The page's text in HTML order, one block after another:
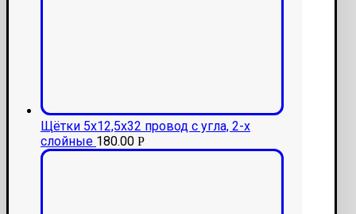
Щётки 5x12,5x32 провод с угла, 2-х
слойные 180.00 Р